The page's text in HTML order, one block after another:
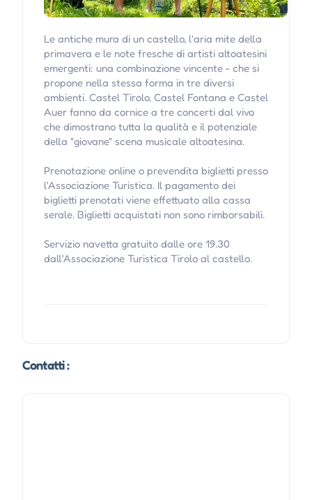
Le antiche mura di un castello, l'aria mite della
primavera e le note fresche di artisti altoatesini
emergenti: una combinazione vincente - che si
propone nella stessa forma in tre diversi
ambienti. Castel Tirolo, Castel Fontana e Castel
Auer fanno da cornice a tre concerti dal vivo
che dimostrano tutta la qualità e il potenziale
della "giovane" scena musicale altoatesina.
Prenotazione online o prevendita biglietti presso
l'Associazione Turistica. Il pagamento dei
biglietti prenotati viene effettuato alla cassa
serale. Biglietti acquistati non sono rimborsabili.
Servizio navetta gratuito dalle ore 19.30
dall'Associazione Turistica Tirolo al castello.
Contatti :